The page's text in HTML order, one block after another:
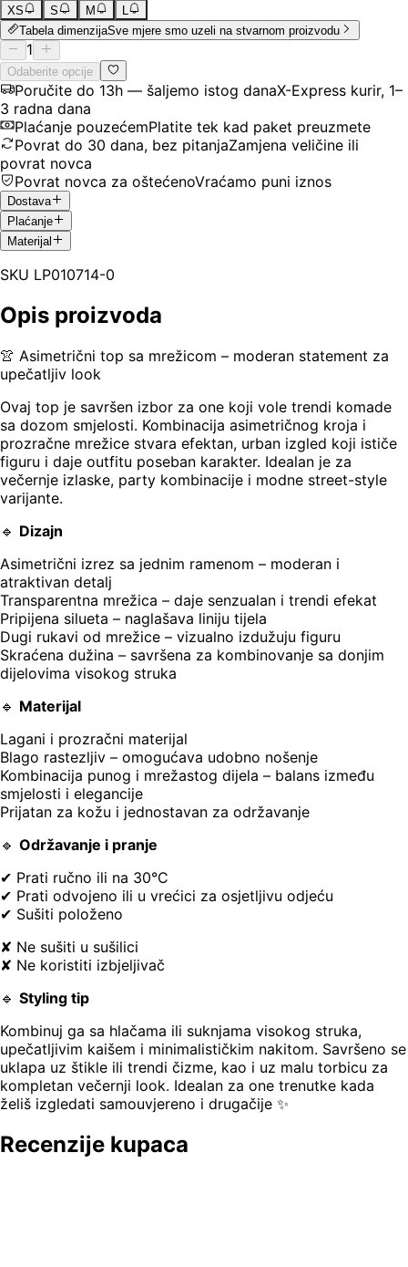
XS S M
L
Tabela dimenzijaSve mjere smo uzeli na stvarnom proizvodu
1
Odaberite opcije
Poručite do 13h — šaljemo istog danaX-Express kurir, 1–
3 radna dana
Plaćanje pouzećemPlatite tek kad paket preuzmete
Povrat do 30 dana, bez pitanjaZamjena veličine ili
povrat novca
Povrat novca za oštećenoVraćamo puni iznos
Dostava
Plaćanje
Materijal
SKU LP010714-0
Opis proizvoda
👚 Asimetrični top sa mrežicom – moderan statement za
upečatljiv look
Ovaj top je savršen izbor za one koji vole trendi komade
sa dozom smjelosti. Kombinacija asimetričnog kroja i
prozračne mrežice stvara efektan, urban izgled koji ističe
figuru i daje outfitu poseban karakter. Idealan je za
večernje izlaske, party kombinacije i modne street-style
varijante.
🔹 Dizajn
Asimetrični izrez sa jednim ramenom – moderan i
atraktivan detalj
Transparentna mrežica – daje senzualan i trendi efekat
Pripijena silueta – naglašava liniju tijela
Dugi rukavi od mrežice – vizualno izdužuju figuru
Skraćena dužina – savršena za kombinovanje sa donjim
dijelovima visokog struka
🔹 Materijal
Lagani i prozračni materijal
Blago rastezljiv – omogućava udobno nošenje
Kombinacija punog i mrežastog dijela – balans između
smjelosti i elegancije
Prijatan za kožu i jednostavan za održavanje
🔹 Održavanje i pranje
✔ Prati ručno ili na 30°C
✔ Prati odvojeno ili u vrećici za osjetljivu odjeću
✔ Sušiti položeno
✘ Ne sušiti u sušilici
✘ Ne koristiti izbjeljivač
🔹 Styling tip
Kombinuj ga sa hlačama ili suknjama visokog struka,
upečatljivim kaišem i minimalističkim nakitom. Savršeno se
uklapa uz štikle ili trendi čizme, kao i uz malu torbicu za
kompletan večernji look. Idealan za one trenutke kada
želiš izgledati samouvjereno i drugačije ✨
Recenzije kupaca